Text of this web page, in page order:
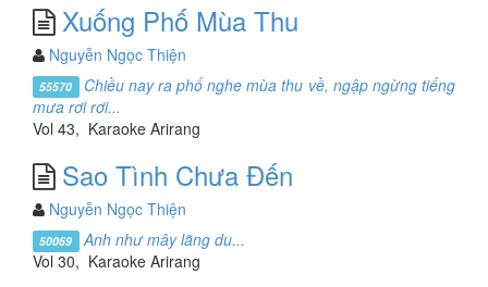
Xuống Phố Mùa Thu
Nguyễn Ngọc Thiện
55570 Chiều nay ra phố nghe mùa thu về, ngập ngừng tiếng
mưa rơi rơi...
Vol 43, Karaoke Arirang
Sao Tình Chưa Đến
Nguyễn Ngọc Thiện
50069 Anh như mây lãng du...
Vol 30, Karaoke Arirang